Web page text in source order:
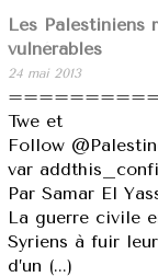
Les Palestiniens
vulnérables
24 mai 2013
Twe et
Follow
var
Par Samar El
La guerre civile
Syriens à fuir
d’un (...)